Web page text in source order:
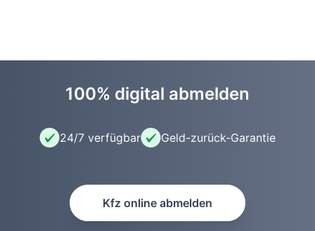
100% digital abmelden
24/7 verfügbar Geld-zurück-Garantie
Kfz online abmelden